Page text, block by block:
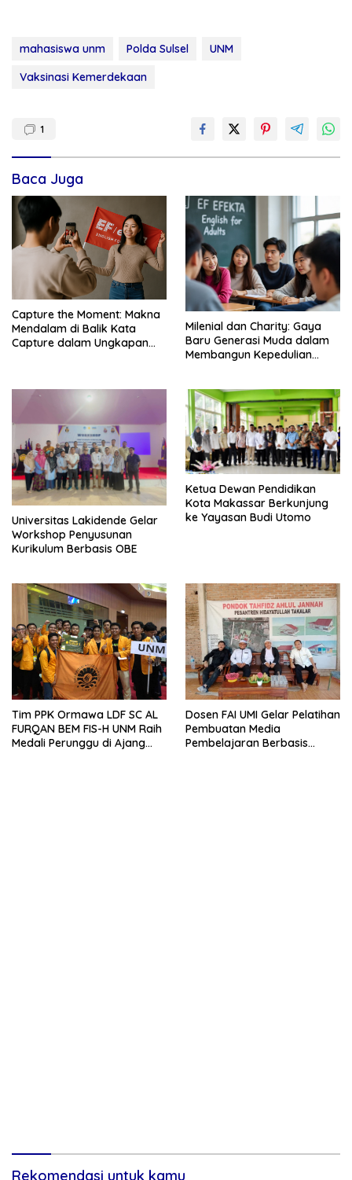
mahasiswa unm Polda Sulsel
UNM
Vaksinasi Kemerdekaan
1
Baca Juga
Capture the Moment: Makna
Mendalam di Balik Kata
Capture dalam Ungkapan
Milenial dan Charity: Gaya
Baru Generasi Muda dalam
Membangun Kepedulian
Universitas Lakidende Gelar
Workshop Penyusunan
Kurikulum Berbasis OBE
Ketua Dewan Pendidikan
Kota Makassar Berkunjung
ke Yayasan Budi Utomo
Tim PPK Ormawa LDF SC AL
FURQAN BEM FIS-H UNM Raih
Medali Perunggu di Ajang
Dosen FAI UMI Gelar Pelatihan
Pembuatan Media
Pembelajaran Berbasis
Rekomendasi untuk kamu